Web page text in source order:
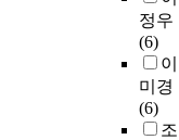
정우
(6)
이
미경
(6)
조